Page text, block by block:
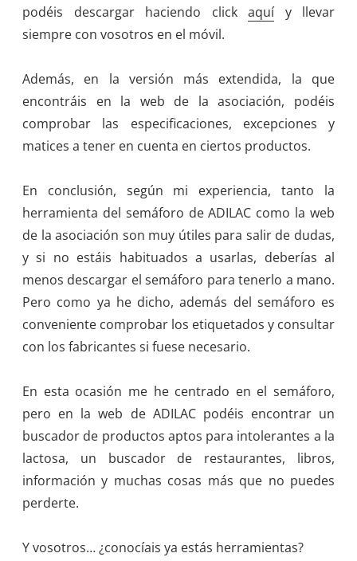
podéis descargar haciendo click aquíy llevar
siempre con vosotros en el móvil.
Además, en la versión más extendida, la que
encontráis en la web de la asociación, podéis
comprobar las especificaciones, excepciones y
matices a tener en cuenta en ciertos productos.
En conclusión, según mi experiencia, tanto la
herramienta del semáforo de ADILAC como la web
de la asociación son muy útiles para salir de dudas,
y si no estáis habituados a usarlas, deberías al
menos descargar el semáforo para tenerlo a mano.
Pero como ya he dicho, además del semáforo es
conveniente comprobar los etiquetados y consultar
con los fabricantes si fuese necesario.
En esta ocasión me he centrado en el semáforo,
pero en la web de ADILAC podéis encontrar un
buscador de productos aptos para intolerantes a la
lactosa, un buscador de restaurantes, libros,
información y muchas cosas más que no puedes
perderte.
Y vosotros… ¿conocíais ya estás herramientas?